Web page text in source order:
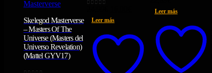
Masterverse
Skelegod Masterverse
– Masters Of The
Universe (Masters del
Universo Revelation)
(Mattel GYV17)
precio
era:
24,99€.
es:
16,00€.
Leer más
Leer más